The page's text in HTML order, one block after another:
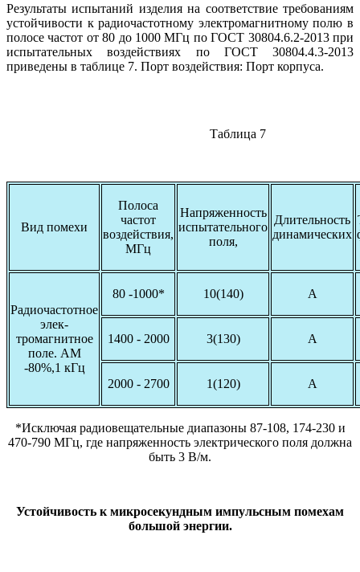
Результаты испытаний изделия на соответствие требованиям
устойчивости к радиочастотному электромагнитному полю в
полосе частот от 80 до 1000 МГц по ГОСТ 30804.6.2-2013 при
испытательных воздействиях по ГОСТ 30804.4.3-2013
приведены в таблице 7. Порт воздействия: Порт корпуса.
Таблица 7
Вид помехи
Полоса
частот
воздействия,
МГц
Напряженность
испытательного
поля,
Длительность
динамических
Радиочастотное
элек-
тромагнитное
поле. АМ
-80%,1 кГц
80 -1000* 10(140) А
1400 - 2000 3(130) А
2000 - 2700 1(120) А
*Исключая радиовещательные диапазоны 87-108, 174-230 и
470-790 МГц, где напряженность электрического поля должна
быть 3 В/м.
Устойчивость к микросекундным импульсным помехам
большой энергии.